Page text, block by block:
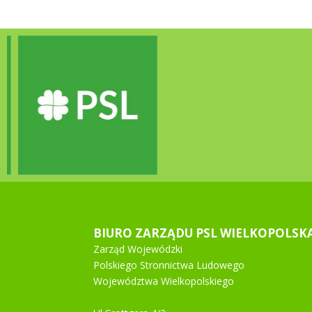
BIURO ZARZĄDU PSL
Zarząd Wojewódzki
Polskiego Stronnictwa Ludowego
Województwa Wielkopolskiego